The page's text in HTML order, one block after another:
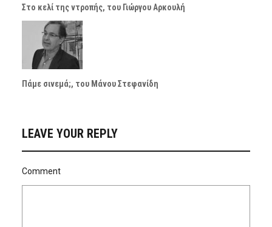
Στο κελί της ντροπής, του Γιώργου Αρκουλή
Πάμε σινεμά;, του Μάνου Στεφανίδη
LEAVE YOUR REPLY
Comment